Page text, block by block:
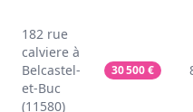
182 rue
calviere à
Belcastel-
et-Buc
(11580)
30 500€